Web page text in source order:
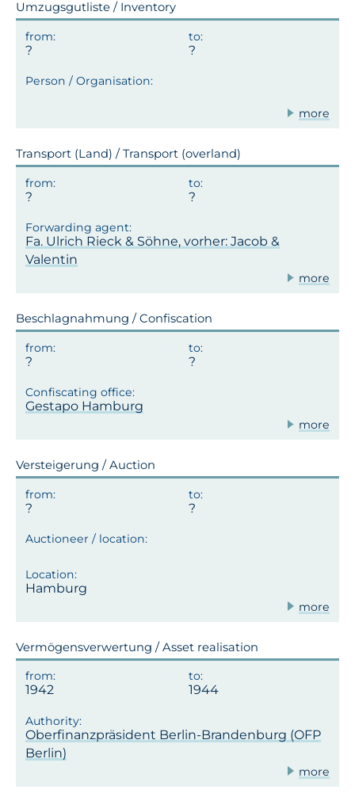
Umzugsgutliste / Inventory
more
Transport (Land) / Transport (overland)
Fa. Ulrich Rieck & Söhne, vorher: Jacob &
Valentin
more
Beschlagnahmung / Confiscation
Gestapo Hamburg
more
Versteigerung / Auction
Hamburg
more
Vermögensverwertung / Asset realisation
1942 1944
Oberfinanzpräsident Berlin-Brandenburg (OFP
Berlin)
more